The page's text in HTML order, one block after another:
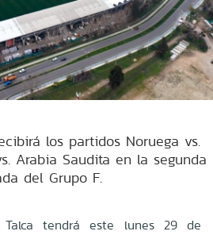
los partidos Noruega vs.
Arabia Saudita en la segunda
del Grupo F.
tendrá este lunes 29 de